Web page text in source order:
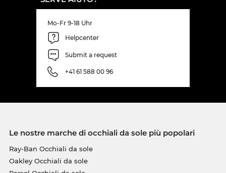
Mo-Fr 9-18 Uhr
Helpcenter
Submit a request
+41 61 588 00 96
Le nostre marche di occhiali da sole più popolari
Ray-Ban Occhiali da sole
Oakley Occhiali da sole